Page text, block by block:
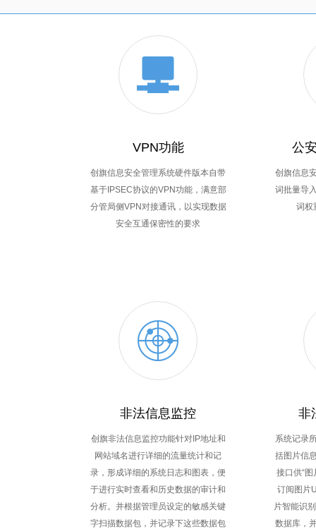
VPN功能
创旗信息安全管理系统硬件版本自带
基于IPSEC协议的VPN功能，满意部
分管局侧VPN对接通讯，以实现数据
安全互通保密性的要求
公
创旗信息
词批量导
词权
非法信息监控
创旗非法信息监控功能针对IP地址和
网站域名进行详细的流量统计和记
录，形成详细的系统日志和图表，便
于进行实时查看和历史数据的审计和
分析。并根据管理员设定的敏感关键
字扫描数据包，并记录下这些数据包
非
系统记录
括图片信
接口供“
订阅图片
片智能识
数据库，